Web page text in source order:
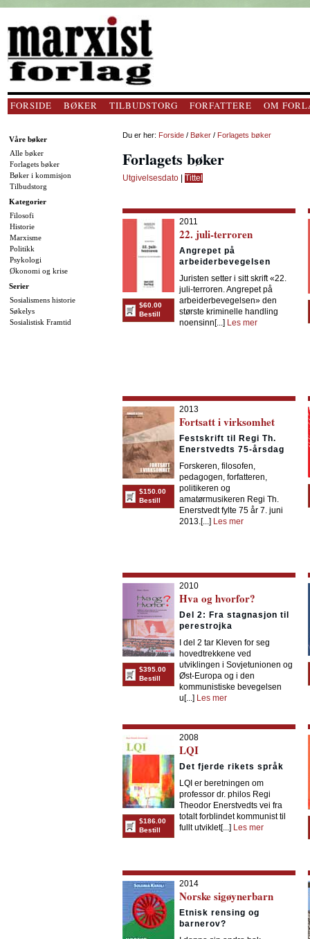
FORSIDE BØKER TILBUDSTORG FORFATTERE OM
Våre bøker
Alle bøker
Forlagets bøker
Bøker i kommisjon
Tilbudstorg
Kategorier
Filosofi
Historie
Marxisme
Politikk
Psykologi
Økonomi og krise
Serier
Sosialismens historie
Søkelys
Sosialistisk Framtid
Du er her: Forside / Bøker / Forlagets bøker
Forlagets bøker
Utgivelsesdato Tittel
$60.00
Bestill
2011
22. juli-terroren
Angrepet på
arbeiderbevegelsen
Juristen setter i sitt skrift «22.
juli-terroren. Angrepet på
arbeiderbevegelsen» den
største kriminelle handling
noensinn[...] Les mer
$150.00
Bestill
2013
Fortsatt i virksomhet
Festskrift til Regi Th.
Enerstvedts 75-årsdag
Forskeren, filosofen,
pedagogen, forfatteren,
politikeren og
amatørmusikeren Regi Th.
Enerstvedt fylte 75 år 7. juni
2013.[...] Les mer
$395.00
Bestill
2010
Hva og hvorfor?
Del 2: Fra stagnasjon til
perestrojka
I del 2 tar Kleven for seg
hovedtrekkene ved
utviklingen i Sovjetunionen og
Øst-Europa og i den
kommunistiske bevegelsen
u[...] Les mer
$186.00
Bestill
2008
LQI
Det fjerde rikets språk
LQI er beretningen om
professor dr. philos Regi
Theodor Enerstvedts vei fra
totalt forblindet kommunist til
fullt utviklet[...] Les mer
2014
Norske sigøynerbarn
Etnisk rensing og
barnerov?